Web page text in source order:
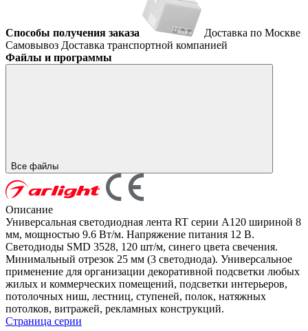
Способы получения заказа
Доставка по Москве
Самовывоз Доставка транспортной компанией
Файлы и программы
Все файлы
Описание
Универсальная светодиодная лента RT серии A120 шириной 8
мм, мощностью 9.6 Вт/м. Напряжение питания 12 В.
Светодиоды SMD 3528, 120 шт/м, синего цвета свечения.
Минимальный отрезок 25 мм (3 светодиода). Универсальное
применение для организации декоративной подсветки любых
жилых и коммерческих помещений, подсветки интерьеров,
потолочных ниш, лестниц, ступеней, полок, натяжных
потолков, витражей, рекламных конструкций.
Страница серии